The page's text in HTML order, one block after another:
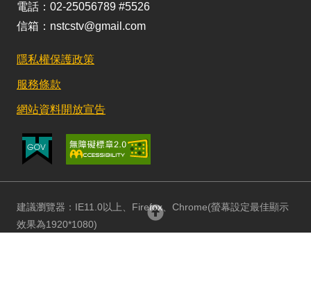
電話：02-25056789 #5526
信箱：nstcstv@gmail.com
隱私權保護政策
服務條款
網站資料開放宣告
建議瀏覽器：IE11.0以上、Firefox、Chrome(螢幕設定最佳顯示
效果為1920*1080)
回頂部